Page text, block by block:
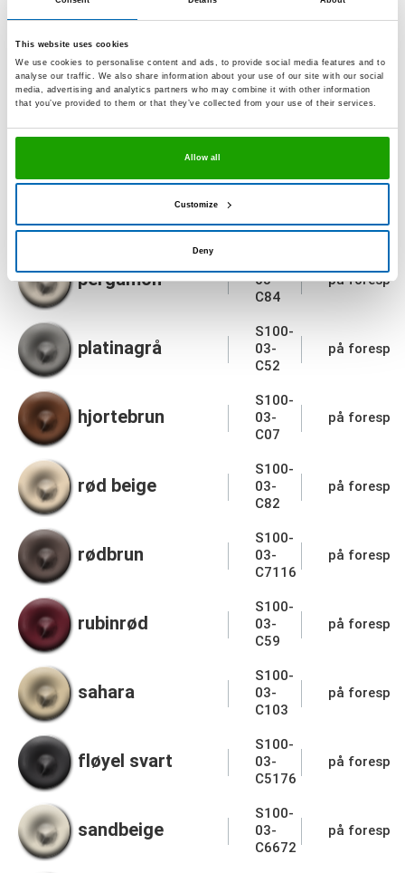
This website uses cookies
We use cookies to personalise content and ads, to provide social media features and to
analyse our traffic. We also share information about your use of our site with our social
media, advertising and analytics partners who may combine it with other information
that you’ve provided to them or that they’ve collected from your use of their services.
Allow all
Customize
Deny
C11
på
morgengrå
S100-
03-
C961
på
natura
S100-
03-
på
C230
pergamon
03-
C84
på
platinagrå
S100-
03-
C52
på
hjortebrun
S100-
03-
C07
på
rød beige
S100-
03-
C82
på
rødbrun
S100-
03-
C7116
på
rubinrød
S100-
03-
C59
på
sahara
S100-
03-
C103
på
fløyel svart
S100-
03-
C5176
på
sandbeige
S100-
03-
C6672
på